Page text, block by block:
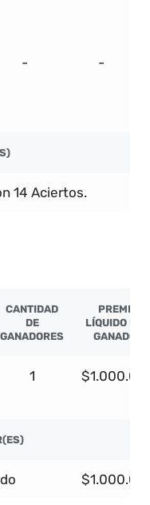
- -
14 Aciertos.
CANTIDAD
DE
GANADORES
PREMIO
LÍQUIDO POR
GANADOR
1